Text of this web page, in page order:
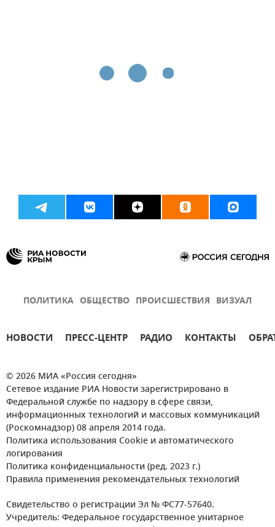
ПОЛИТИКА ОБЩЕСТВО ПРОИСШЕСТВИЯ ВИЗУАЛ
НОВОСТИ ПРЕСС-ЦЕНТР РАДИО КОНТАКТЫ
© 2026 МИА «Россия сегодня»
Сетевое издание РИА Новости зарегистрировано в
Федеральной службе по надзору в сфере связи,
информационных технологий и массовых коммуникаций
(Роскомнадзор) 08 апреля 2014 года.
Политика использования Cookie и автоматического
логирования
Политика конфиденциальности (ред. 2023 г.)
Правила применения рекомендательных технологий
Свидетельство о регистрации Эл № ФС77-57640.
Учредитель: Федеральное государственное унитарное